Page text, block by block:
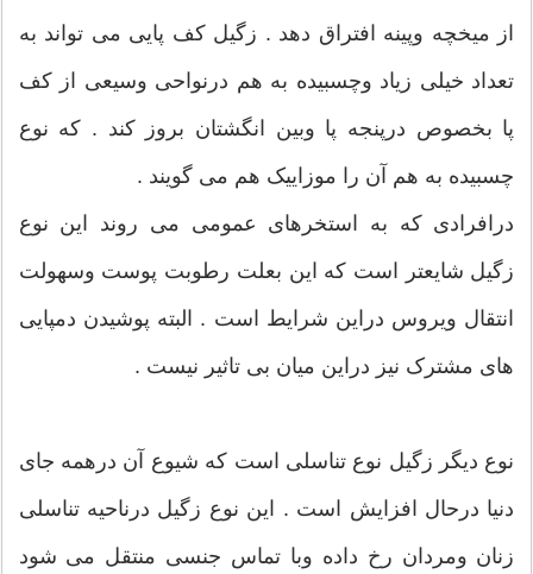
از میخچه وپینه افتراق دهد . زگیل کف پایی می تواند به
تعداد خیلی زیاد وچسبیده به هم درنواحی وسیعی از کف
پا بخصوص درپنجه پا وبین انگشتان بروز کند . که نوع
چسبیده به هم آن را موزاییک هم می گویند .
درافرادی که به استخرهای عمومی می روند این نوع
زگیل شایعتر است که این بعلت رطوبت پوست وسهولت
انتقال ویروس دراین شرایط است . البته پوشیدن دمپایی
های مشترک نیز دراین میان بی تاثیر نیست .
نوع دیگر زگیل نوع تناسلی است که شیوع آن درهمه جای
دنیا درحال افزایش است . این نوع زگیل درناحیه تناسلی
زنان ومردان رخ داده وبا تماس جنسی منتقل می شود